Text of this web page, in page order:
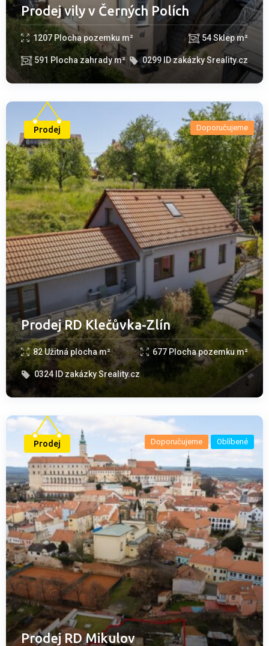
Prodej vily v Černých Polích
1207 Plocha pozemku m² 54Sklep m²
591 Plocha zahrady m² 0299ID zakázky Sreality.cz
Doporučujeme
Prodej
Prodej RD Klečůvka-Zlín
82Užitná plocha m² 677 Plocha pozemku m²
0324 ID zakázky Sreality.cz
Doporučujeme Oblíbené
Prodej
Prodej RD Mikulov